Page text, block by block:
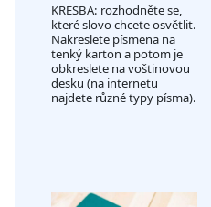
KRESBA: rozhodněte se,
které slovo chcete osvětlit.
Nakreslete písmena na
tenký karton a potom je
obkreslete na voštinovou
desku (na internetu
najdete různé typy písma).